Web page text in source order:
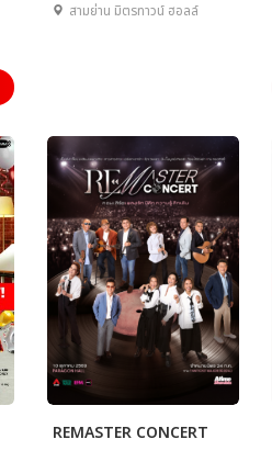
สามย่าน มิตรทาวน์ ฮอลล์
REMASTER CONCERT